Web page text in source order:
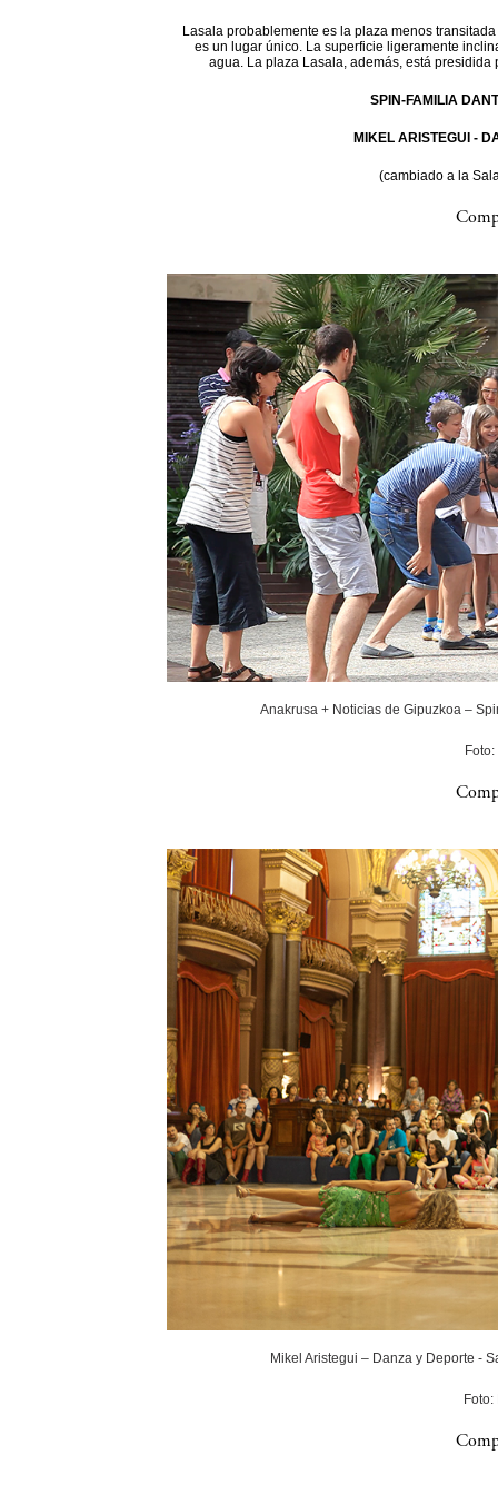
Lasala probablemente es la plaza menos
es un lugar único. La superficie ligeramente
agua. La plaza Lasala, además, está
SPIN-FAMILIA
MIKEL ARISTEGUI -
(cambiado a la
Anakrusa + Noticias de Gipuzkoa –
Mikel Aristegui – Danza y Deporte -